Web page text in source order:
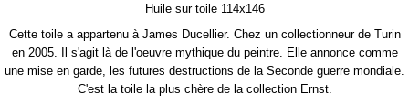
Huile sur toile 114x146
Cette toile a appartenu à James Ducellier. Chez un collectionneur de Turin
en 2005. Il s'agit là de l'oeuvre mythique du peintre. Elle annonce comme
une mise en garde, les futures destructions de la Seconde guerre mondiale.
C'est la toile la plus chère de la collection Ernst.